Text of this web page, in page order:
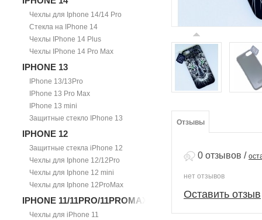
Чехлы для Iphone 14/14 Pro
Стекла на IPhone 14
Чехлы IPhone 14 Plus
Чехлы IPhone 14 Pro Max
IPHONE 13
IPhone 13/13Pro
IPhone 13 Pro Max
IPhone 13 mini
Защитные стекло IPhone 13
IPHONE 12
Защитные стекла iPhone 12
Чехлы для Iphone 12/12Pro
Чехлы для Iphone 12 mini
Чехлы для Iphone 12ProMax
IPHONE 11/11PRO/11PROMAX
Чехлы для iPhone 11
Отзывы
0 отзывов /
нет отзывов
Оставить отзыв